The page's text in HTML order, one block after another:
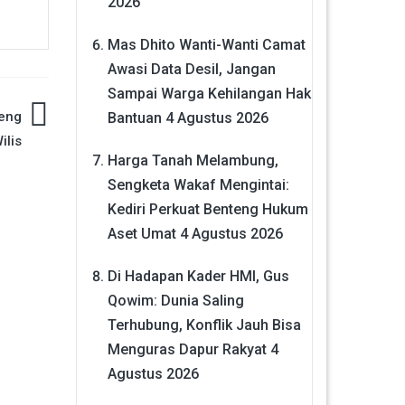
Mas Dhito Wanti-Wanti Camat
Awasi Data Desil, Jangan
Sampai Warga Kehilangan Hak
Bantuan 4 Agustus 2026
Harga Tanah Melambung,
Sengketa Wakaf Mengintai:
Kediri Perkuat Benteng Hukum
Aset Umat 4 Agustus 2026
Di Hadapan Kader HMI, Gus
Qowim: Dunia Saling
Terhubung, Konflik Jauh Bisa
Menguras Dapur Rakyat 4
Agustus 2026